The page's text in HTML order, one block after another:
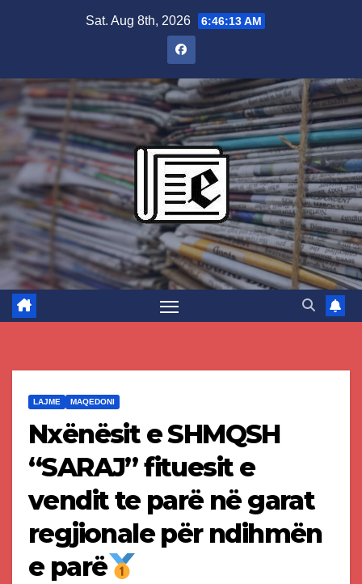
Sat. Aug 8th, 2026 6:46:14 AM
LAJME MAQEDONI
Nxënësit e SHMQSH
“SARAJ” fituesit e
vendit te parë në garat
regjionale për ndihmën
e parë